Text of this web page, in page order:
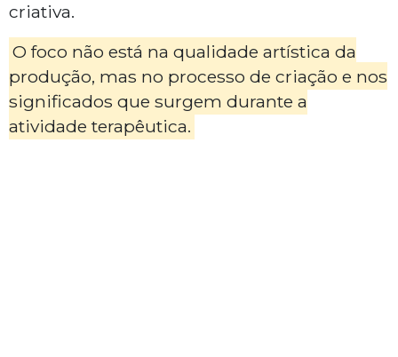
criativa.
O foco não está na qualidade artística da
produção, mas no processo de criação e nos
significados que surgem durante a
atividade terapêutica.